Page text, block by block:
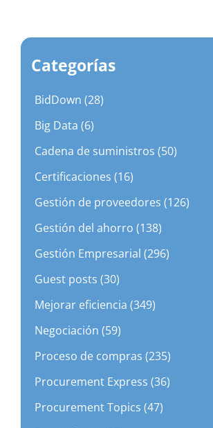
Categorías
BidDown (28)
Big Data (6)
Cadena de suministros (50)
Certificaciones (16)
Gestión de proveedores (126)
Gestión del ahorro (138)
Gestión Empresarial (296)
Guest posts (30)
Mejorar eficiencia (349)
Negociación (59)
Proceso de compras (235)
Procurement Express (36)
Procurement Topics (47)